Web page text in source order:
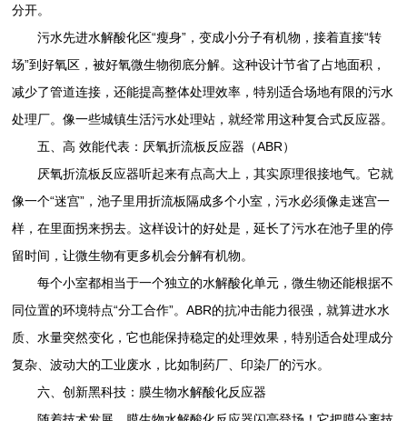
分开。
污水先进水解酸化区“瘦身”，变成小分子有机物，接着直接“转
场”到好氧区，被好氧微生物彻底分解。这种设计节省了占地面积，
减少了管道连接，还能提高整体处理效率，特别适合场地有限的污水
处理厂。像一些城镇生活污水处理站，就经常用这种复合式反应器。
五、高 效能代表：厌氧折流板反应器（ABR）
厌氧折流板反应器听起来有点高大上，其实原理很接地气。它就
像一个“迷宫”，池子里用折流板隔成多个小室，污水必须像走迷宫一
样，在里面拐来拐去。这样设计的好处是，延长了污水在池子里的停
留时间，让微生物有更多机会分解有机物。
每个小室都相当于一个独立的水解酸化单元，微生物还能根据不
同位置的环境特点“分工合作”。ABR的抗冲击能力很强，就算进水水
质、水量突然变化，它也能保持稳定的处理效果，特别适合处理成分
复杂、波动大的工业废水，比如制药厂、印染厂的污水。
六、创新黑科技：膜生物水解酸化反应器